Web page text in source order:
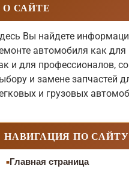
О САЙТЕ
Вы найдете
автомобиля как для
и для профессионалов,
и замене запчастей
и грузовых
НАВИГАЦИЯ ПО САЙТУ
Главная страница